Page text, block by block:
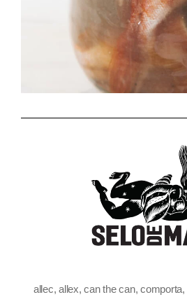
allec,allex,can the can,comporta,